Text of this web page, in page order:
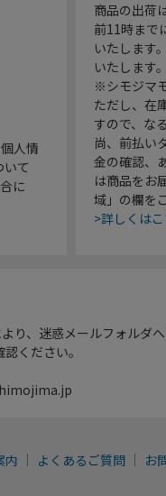
人情
て
に
商品の出荷
前11時まで
いたします
いたします。
※シモジマ
ただし、在
すので、な
尚、前払い
金の確認、
は商品をお
域」の欄を
>詳しくは
り、迷惑メールフォルダ
ください。
内 よくあるご質問 お